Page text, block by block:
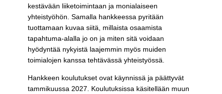
kestävään liiketoimintaan ja monialaiseen
yhteistyöhön. Samalla hankkeessa pyritään
tuottamaan kuvaa siitä, millaista osaamista
tapahtuma-alalla jo on ja miten sitä voidaan
hyödyntää nykyistä laajemmin myös muiden
toimialojen kanssa tehtävässä yhteistyössä.
Hankkeen koulutukset ovat käynnissä ja päättyvät
tammikuussa 2027. Koulutuksissa käsitellään muun